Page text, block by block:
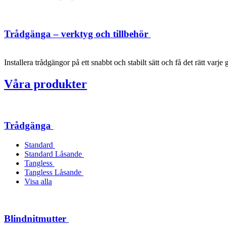
Trådgänga – verktyg och tillbehör
Installera trådgängor på ett snabbt och stabilt sätt och få det rätt varje
Våra produkter
Trådgänga
Standard
Standard Låsande
Tangless
Tangless Låsande
Visa alla
Blindnitmutter